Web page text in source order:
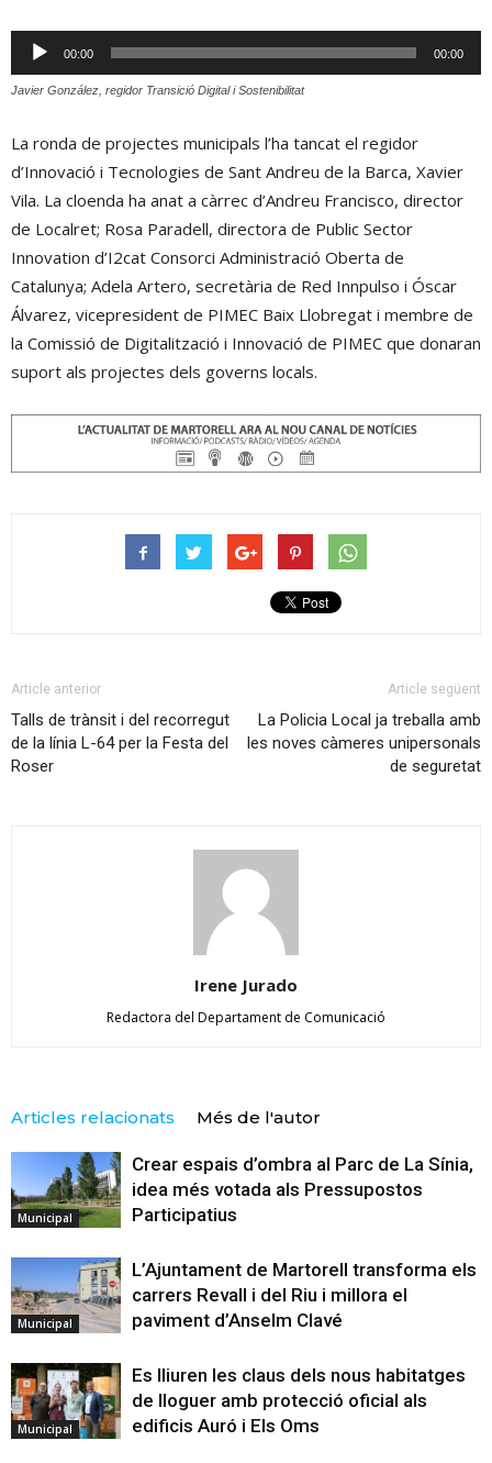
Reproductor
d'àudio
00:00 00:00
Javier González, regidor Transició Digital i Sostenibilitat
La ronda de projectes municipals l’ha tancat el regidor
d’Innovació i Tecnologies de Sant Andreu de la Barca, Xavier
Vila. La cloenda ha anat a càrrec d’Andreu Francisco, director
de Localret; Rosa Paradell, directora de Public Sector
Innovation d’I2cat Consorci Administració Oberta de
Catalunya; Adela Artero, secretària de Red Innpulso i Óscar
Álvarez, vicepresident de PIMEC Baix Llobregat i membre de
la Comissió de Digitalització i Innovació de PIMEC que donaran
suport als projectes dels governs locals.
Article anterior
Talls de trànsit i del recorregut
de la línia L-64 per la Festa del
Roser
Article següent
La Policia Local ja treballa amb
les noves càmeres unipersonals
de seguretat
Irene Jurado
Redactora del Departament de Comunicació
Articles relacionats Més de l'autor
Municipal
Crear espais d’ombra al Parc de La Sínia,
idea més votada als Pressupostos
Participatius
Municipal
L’Ajuntament de Martorell transforma els
carrers Revall i del Riu i millora el
paviment d’Anselm Clavé
Municipal
Es lliuren les claus dels nous habitatges
de lloguer amb protecció oficial als
edificis Auró i Els Oms